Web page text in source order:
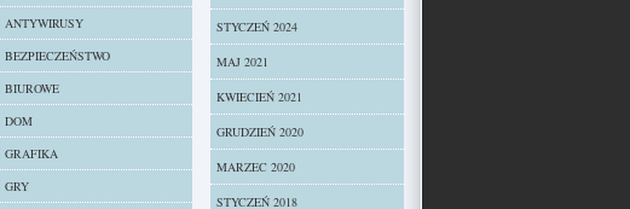
STYCZEŃ 2024
MAJ 2021
KWIECIEŃ 2021
GRUDZIEŃ 2020
MARZEC 2020
STYCZEŃ 2018
ANTYWIRUSY
BEZPIECZEŃSTWO
BIUROWE
DOM
GRAFIKA
GRY